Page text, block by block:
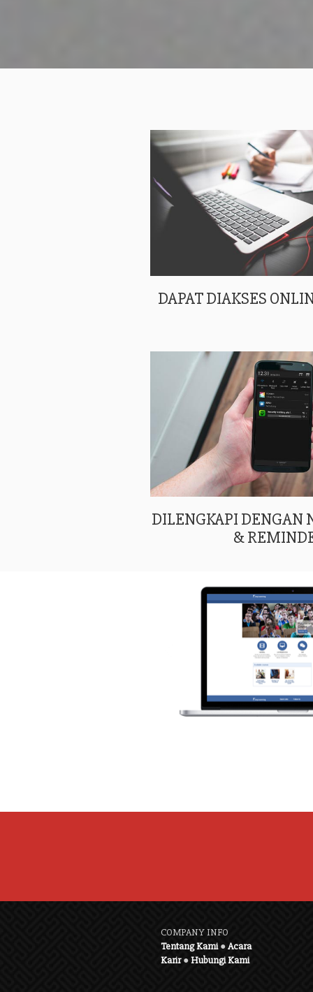
DAPAT DIAKSES
DILENGKAPI DENGAN
&
COMPANY INFO
Tentang Kami●Acara
Karir●Hubungi Kami